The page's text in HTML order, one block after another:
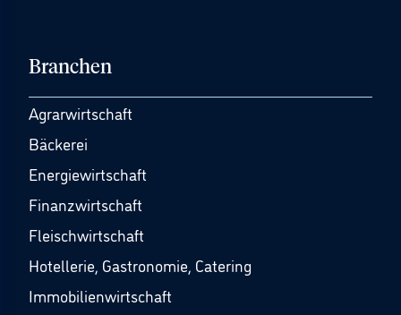
Branchen
Agrarwirtschaft
Bäckerei
Energiewirtschaft
Finanzwirtschaft
Fleischwirtschaft
Hotellerie, Gastronomie, Catering
Immobilienwirtschaft